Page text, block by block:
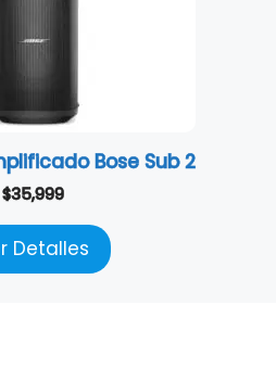
Bose Sub 2
$35,999
Detalles